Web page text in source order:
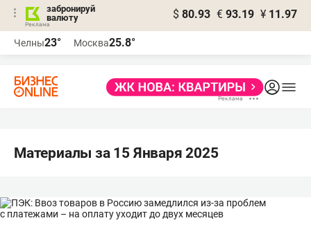
забронируй
валюту
$ 80.93 € 93.19 ¥ 11.97
Челны23° Москва25.8°
Материалы за 15 Января 2025